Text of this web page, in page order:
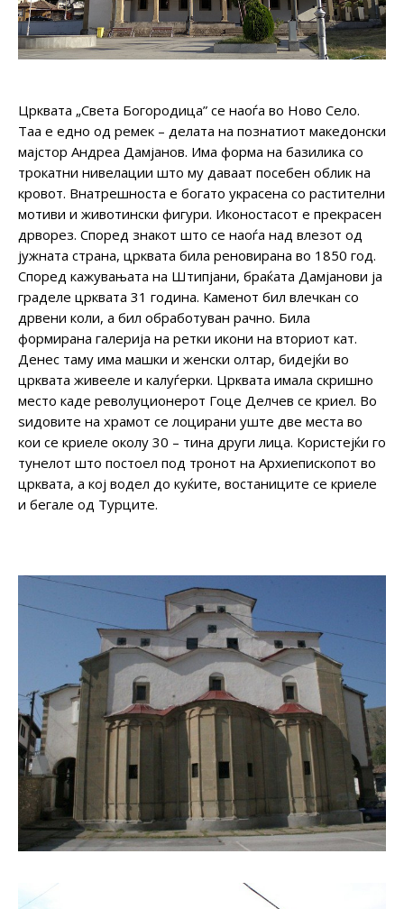
Црквата „Света Богородица” се наоѓа во Ново Село.
Таа е едно од ремек – делата на познатиот македонски
мајстор Андреа Дамјанов. Има форма на базилика со
трокатни нивелации што му даваат посебен облик на
кровот. Внатрешноста е богато украсена со растителни
мотиви и животински фигури. Иконостасот е прекрасен
дрворез. Според знакот што се наоѓа над влезот од
јужната страна, црквата била реновирана во 1850 год.
Според кажувањата на Штипјани, браќата Дамјанови ја
граделе црквата 31 година. Каменот бил влечкан со
дрвени коли, а бил обработуван рачно. Била
формирана галерија на ретки икони на вториот кат.
Денес таму има машки и женски олтар, бидејќи во
црквата живееле и калуѓерки. Црквата имала скришно
место каде револуционерот Гоце Делчев се криел. Во
ѕидовите на храмот се лоцирани уште две места во
кои се криеле околу 30 – тина други лица. Користејќи го
тунелот што постоел под тронот на Архиепископот во
црквата, а кој водел до куќите, востаниците се криеле
и бегале од Турците.